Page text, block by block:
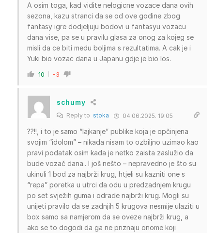
A osim toga, kad vidite nelogicne vozace dana ovih
sezona, kazu stranci da se od ove godine zbog
fantasy igre dodjeljuju bodovi u fantasyu vozacu
dana vise, pa se u pravilu glasa za onog za kojeg se
misli da ce biti medu boljima s rezultatima. A cak je i
Yuki bio vozac dana u Japanu gdje je bio los.
10 -3
schumy
Reply to stoka 04.06.2025. 19:05
??!!, i to je samo “lajkanje” publike koja je opčinjena
svojim “idolom” – nikada nisam to ozbiljno uzimao kao
pravi podatak osim kada je netko zaista zaslužio da
bude vozač dana.. I još nešto – nepravedno je što su
ukinuli 1 bod za najbrži krug, htjeli su kazniti one s
“repa” poretka u utrci da odu u predzadnjem krugu
po set svježih guma i odrade najbrži krug. Mogli su
unijeti pravilo da se zadnjih 5 krugova nesmije ulaziti u
box samo sa namjerom da se oveze najbrži krug, a
ako se to dogodi da ga ne priznaju onome koji